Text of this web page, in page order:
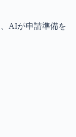
AIが申請準備を